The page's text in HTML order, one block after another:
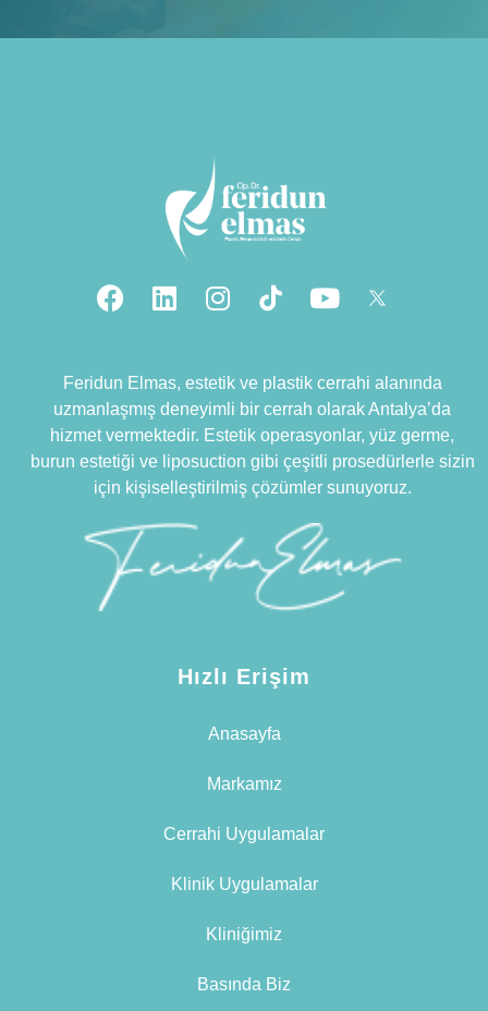
Feridun Elmas, estetik ve plastik cerrahi alanında
uzmanlaşmış deneyimli bir cerrah olarak Antalya’da
hizmet vermektedir. Estetik operasyonlar, yüz germe,
burun estetiği ve liposuction gibi çeşitli prosedürlerle sizin
için kişiselleştirilmiş çözümler sunuyoruz.
Hızlı Erişim
Anasayfa
Markamız
Cerrahi Uygulamalar
Klinik Uygulamalar
Kliniğimiz
Basında Biz